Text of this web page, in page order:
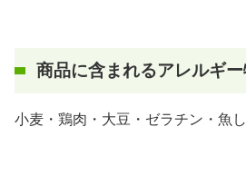
商品に含まれるアレルギ
小麦・鶏肉・大豆・ゼラチン・魚